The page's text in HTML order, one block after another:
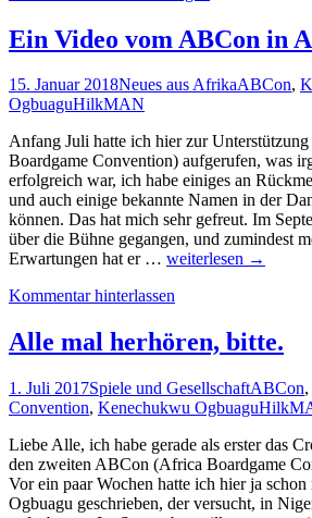
Ein Video vom ABCon in
15. Januar 2018Neues aus AfrikaABCon,
OgbuaguHilkMAN
Anfang Juli hatte ich hier zur
Boardgame Convention) aufgerufen, was
erfolgreich war, ich habe einiges an
und auch einige bekannte Namen in der
können. Das hat mich sehr gefreut. Im
über die Bühne gegangen, und zumindest
Erwartungen hat er … Ein
vom
in
Abuja
weiterlesen →
Kommentar hinterlassen
Alle mal herhören, bitte.
1. Juli 2017Spiele und GesellschaftABCon,
Convention, Kenechukwu Ogbuagu
Liebe Alle, ich habe gerade als erster das
den zweiten ABCon (Africa Boardgame
Vor ein paar Wochen hatte ich hier ja
Ogbuagu geschrieben, der versucht, in